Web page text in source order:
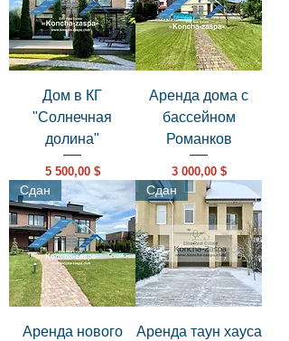
Дом в КГ
"Солнечная
долина"
Цена
5 500,00 $
Аренда дома с
бассейном
Романков
Цена
3 000,00 $
Сдан
Аренда нового
Сдан
Аренда таун хауса